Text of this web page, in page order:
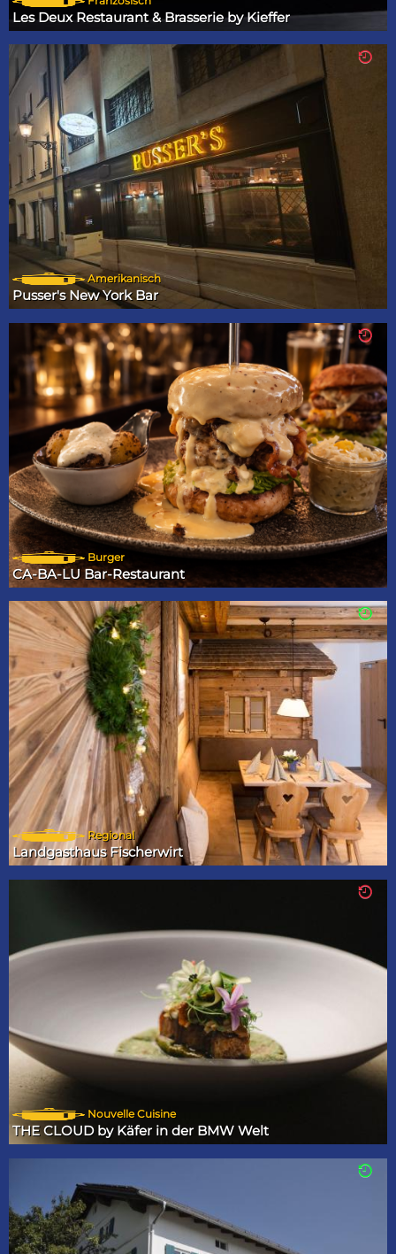
Les Deux Restaurant & Brasserie by Kieffer
Amerikanisch
Pusser's New York Bar
Burger
CA-BA-LU Bar-Restaurant
Regional
Landgasthaus Fischerwirt
Nouvelle Cuisine
THE CLOUD by Käfer in der BMW Welt